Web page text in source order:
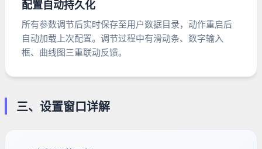
配置自动持久化
所有参数调节后实时保存至用户数据目录，动作重启后
自动加载上次配置。调节过程中有滑动条、数字输入
框、曲线图三重联动反馈。
三、设置窗口详解